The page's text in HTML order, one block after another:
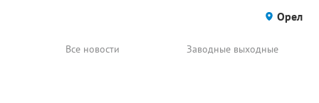
Орел
Все новости Заводные выходные